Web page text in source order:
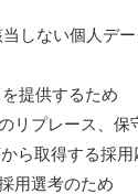
しない個人デー
提供するため
リプレース、保
ら取得する採
用選考のため